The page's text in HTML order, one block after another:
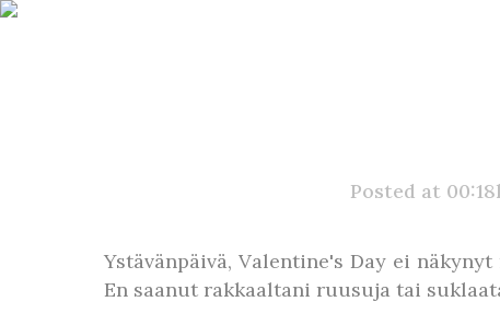
Posted at
Ystävänpäivä, Valentine's Day ei
En saanut rakkaaltani ruusuja tai